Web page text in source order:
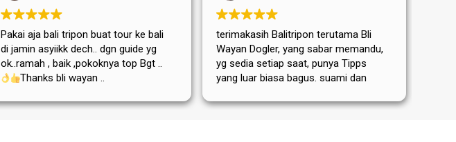
Pakai aja bali tripon buat tour ke bali
di jamin asyiikk dech.. dgn guide yg
ok..ramah , baik ,pokoknya top Bgt ..
Thanks bli wayan ..
terimakasih Balitripon terutama Bli
Wayan Dogler, yang sabar memandu,
yg sedia setiap saat, punya Tipps
yang luar biasa bagus. suami dan
sangat puas dan senang ditemanin